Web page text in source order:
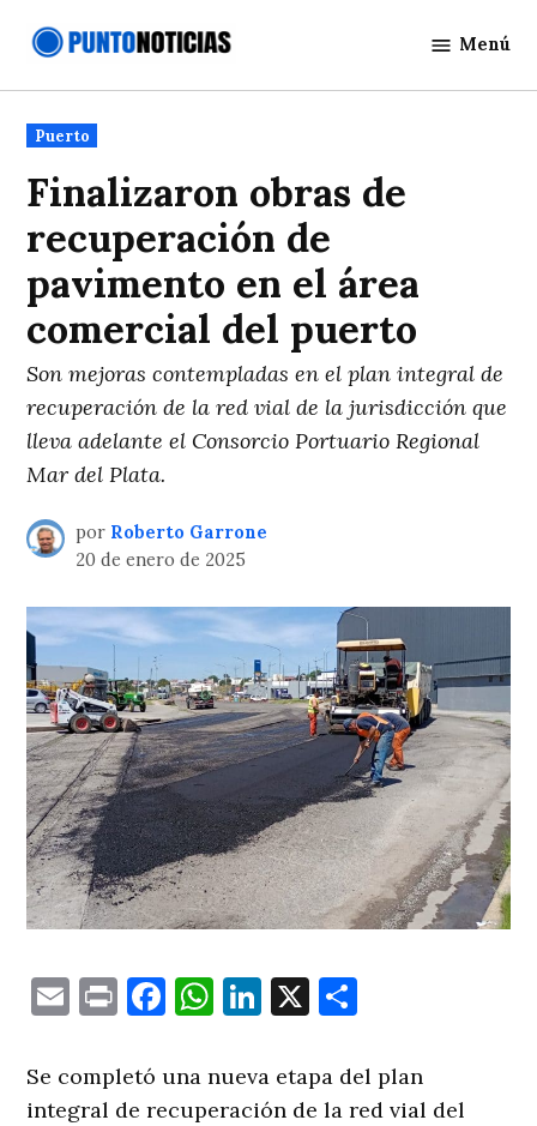
Noticias
Menú
Publicado
en
Puerto
Finalizaron obras de
recuperación de
pavimento en el área
comercial del puerto
Son mejoras contempladas en el plan integral de
recuperación de la red vial de la jurisdicción que
lleva adelante el Consorcio Portuario Regional
Mar del Plata.
por Roberto Garrone
20 de enero de 2025
EmailPrintFacebook
WhatsApp
LinkedIn
X
Se completó una nueva etapa del plan
integral de recuperación de la red vial del